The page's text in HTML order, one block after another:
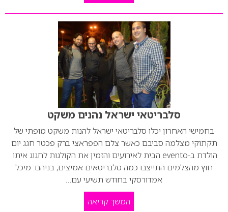
סלבריטאי ישראל נהנים משקט
בחמישי האחרון יכלו סלבריטאי ישראל להנות משקט מופתי של
תקתוקי מצלמה סביבם כאשר צלם הפפראצי ברק פכטר חגג יום
הולדת ב-evento הבית לאירועים והזמין את הקולגות לחגוג איתו.
חוץ מהצלמים התייצבו כמה סלבריטאים אמיצים, בניהם: מיכל
אמדורסקי בחודש תשיעי עם…
המשך קריאה